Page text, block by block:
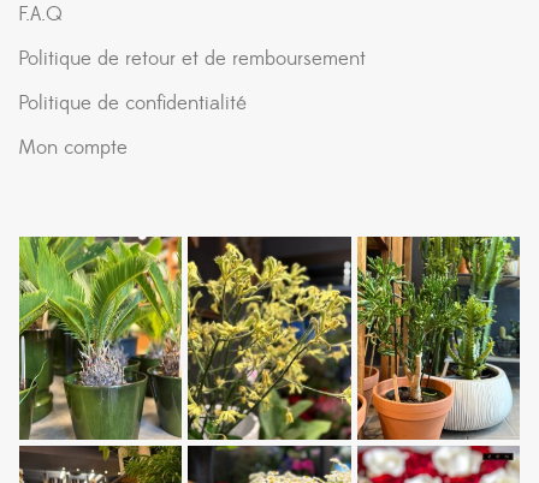
F.A.Q
Politique de retour et de remboursement
Politique de confidentialité
Mon compte